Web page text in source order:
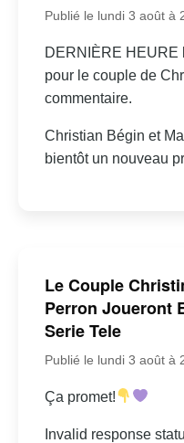
Publié le lundi 3 août à
DERNIÈRE HEURE
pour le couple de
commentaire.
Christian Bégin et
bientôt un nouveau
Le Couple
Perron Joueront
Serie Tele
Publié le lundi 3 août à
Ça promet!
Invalid response